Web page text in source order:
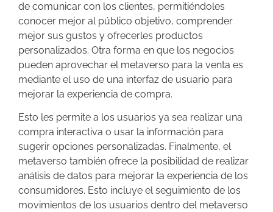
de comunicar con los clientes, permitiéndoles
conocer mejor al público objetivo, comprender
mejor sus gustos y ofrecerles productos
personalizados. Otra forma en que los negocios
pueden aprovechar el metaverso para la venta es
mediante el uso de una interfaz de usuario para
mejorar la experiencia de compra.
Esto les permite a los usuarios ya sea realizar una
compra interactiva o usar la información para
sugerir opciones personalizadas. Finalmente, el
metaverso también ofrece la posibilidad de realizar
análisis de datos para mejorar la experiencia de los
consumidores. Esto incluye el seguimiento de los
movimientos de los usuarios dentro del metaverso